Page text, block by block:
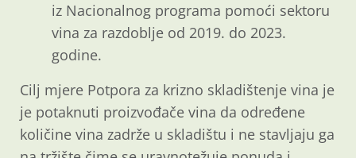
iz Nacionalnog programa pomoći sektoru
vina za razdoblje od 2019. do 2023.
godine.
Cilj mjere Potpora za krizno skladištenje vina je
je potaknuti proizvođače vina da određene
količine vina zadrže u skladištu i ne stavljaju ga